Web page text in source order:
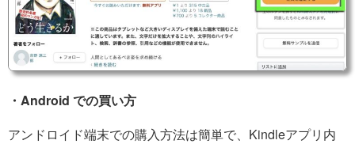
・Android での買い方
アンドロイド端末での購入方法は簡単で、Kindleアプリ内